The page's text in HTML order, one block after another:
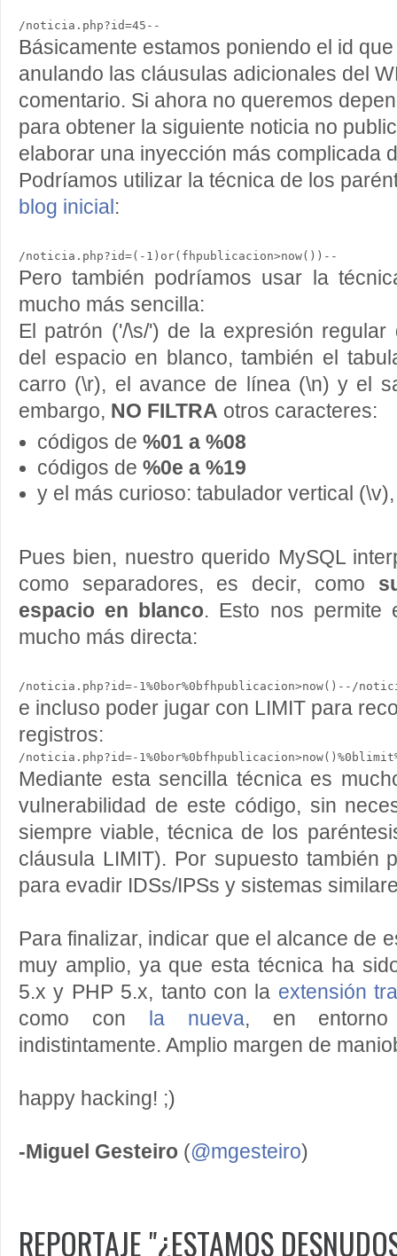
Básicamente estamos poniendo el id
anulando las cláusulas adicionales del
comentario. Si ahora no queremos
para obtener la siguiente noticia no
elaborar una inyección más complicada
Podríamos utilizar la técnica de los
blog inicial :
Pero también podríamos usar la
mucho más sencilla:
El patrón ('/\s/') de la expresión regular
del espacio en blanco, también el
carro (\r), el avance de línea (\n) y el
embargo, NO FILTRA otros caracteres:
códigos de %01 a %08
códigos de %0e a %19
y el más curioso: tabulador vertical
Pues bien, nuestro querido MySQL
como separadores, es decir, como
espacio en blanco. Esto nos permite
mucho más directa:
e incluso poder jugar con LIMIT para
registros:
Mediante esta sencilla técnica es
vulnerabilidad de este código, sin
siempre viable, técnica de los
cláusula LIMIT). Por supuesto también
para evadir IDSs/IPSs y sistemas
Para finalizar, indicar que el alcance de
muy amplio, ya que esta técnica ha
5.x y PHP 5.x, tanto con la extensión
como con
la nueva, en entorno
indistintamente. Amplio margen de
happy hacking! ;)
-Miguel Gesteiro (@mgesteiro)
REPORTAJE "¿ESTAMOS